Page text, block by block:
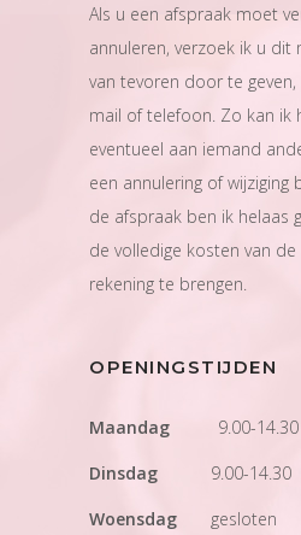
Als u een afspraak moet
annuleren, verzoek ik u dit
van tevoren door te
mail of telefoon. Zo kan ik
eventueel aan iemand
een annulering of wijziging
de afspraak ben ik helaas
de volledige kosten van
rekening te brengen.
OPENINGSTIJDEN
Maandag 9.00-14.30
Dinsdag 9.00-14.30
Woensdag gesloten